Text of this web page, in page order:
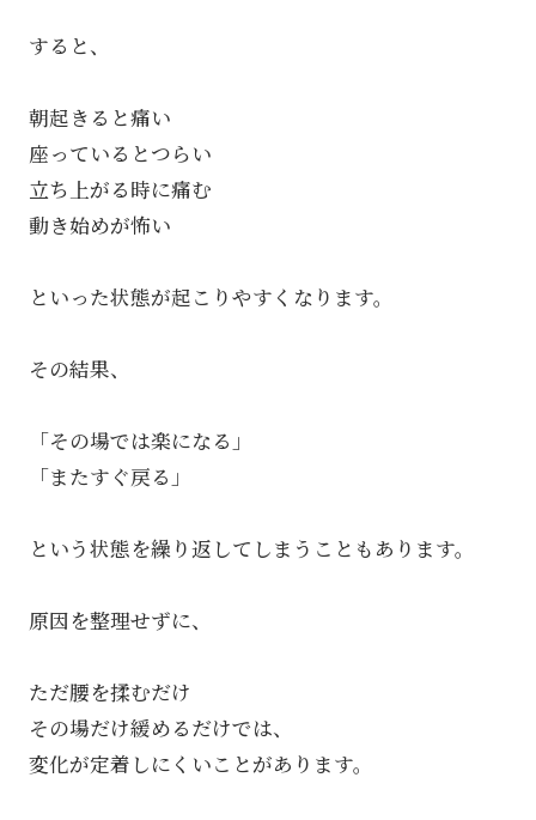
すると、
朝起きると痛い
座っているとつらい
立ち上がる時に痛む
動き始めが怖い
といった状態が起こりやすくなります。
その結果、
「その場では楽になる」
「またすぐ戻る」
という状態を繰り返してしまうこともあります。
原因を整理せずに、
ただ腰を揉むだけ
その場だけ緩めるだけでは、
変化が定着しにくいことがあります。